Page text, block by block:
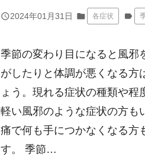
query_builder2024年01月31日 folder 各症状 label
季節の変わり目になると風邪
がしたりと体調が悪くなる方
ょう。現れる症状の種類や程
軽い風邪のような症状の方も
痛で何も手につかなくなる方
す。 季節…